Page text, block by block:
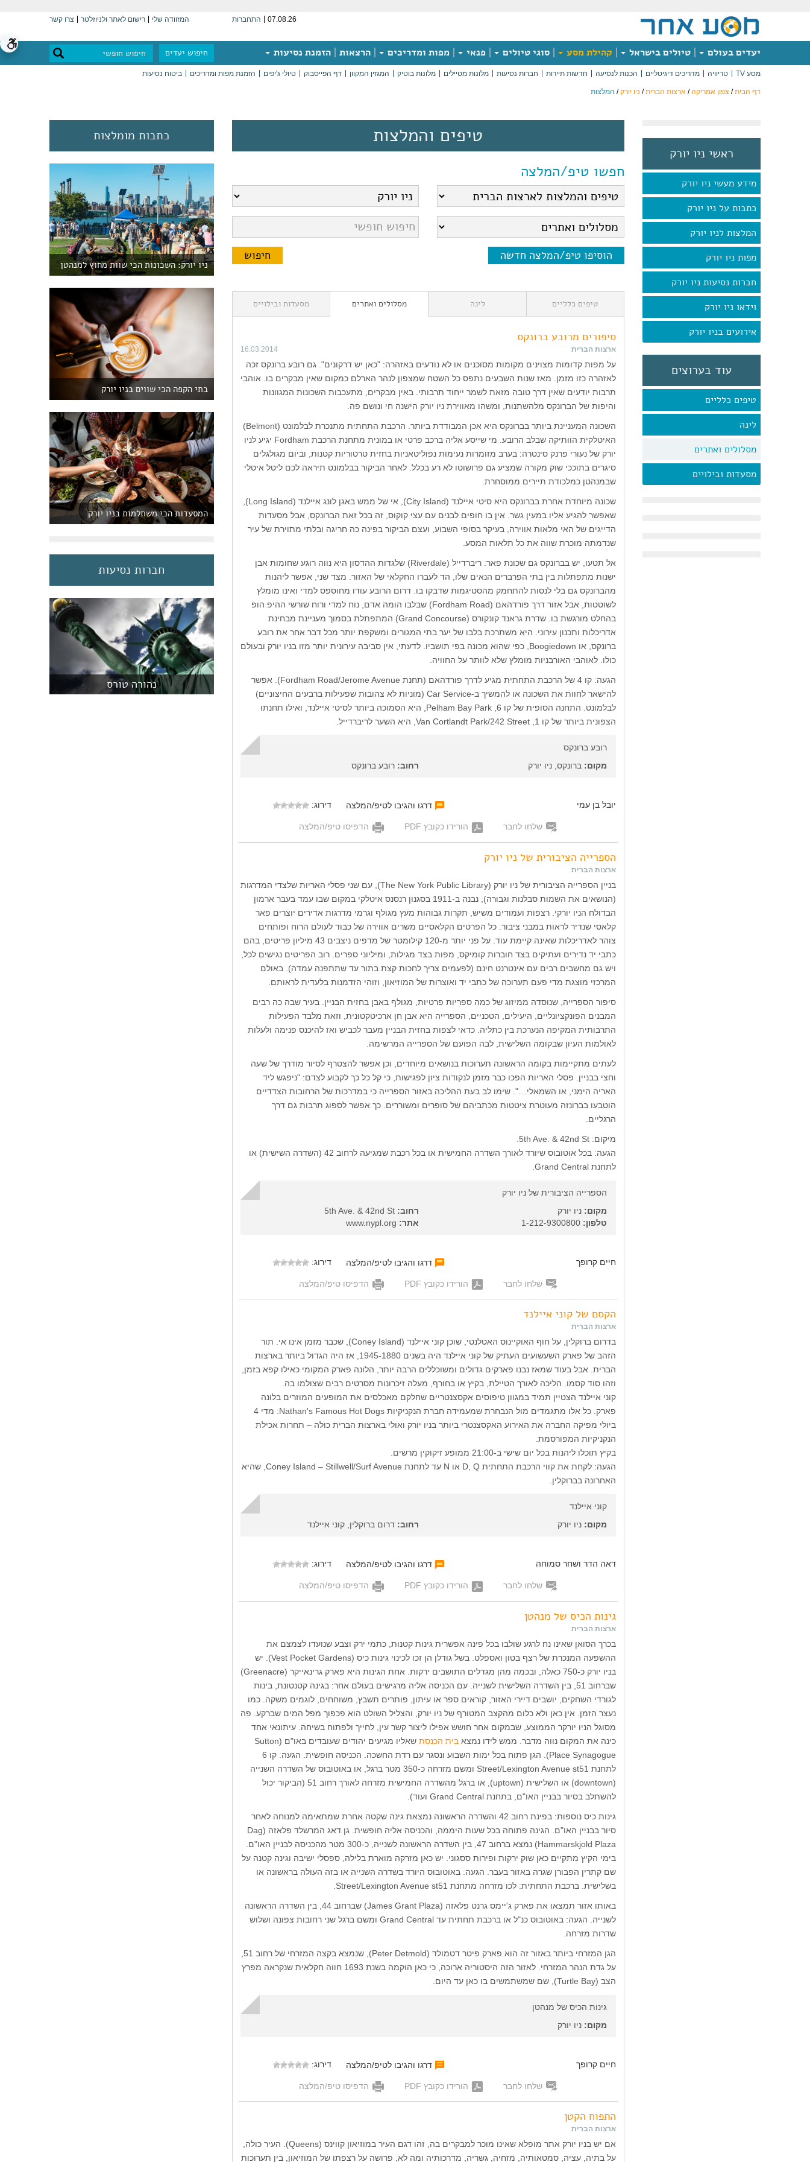
07.08.26 התחברות המזוודה שלי רישום לאתר ולניוזלטר צרו קשר
יעדים בעולם טיולים בישראל קהילת מסע סוגי טיולים פנאי מפות ומדריכים הרצאות הזמנת נסיעות חיפוש יעדים
מסע TV טריוויה מדריכים דיגיטליים הכנות לנסיעה חדשות תיירות חברות נסיעות מלונות מטיילים מלונות בוטיק המגזין המקוון דף הפייסבוק טיולי ג'יפים הזמנת מפות ומדריכים ביטוח נסיעות
דף הבית/ צפון אמריקה/ ארצות הברית/ ניו יורק/ המלצות
ראשי ניו יורק
מידע מעשי ניו יורק
כתבות על ניו יורק
המלצות לניו יורק
מפות ניו יורק
חברות נסיעות ניו יורק
וידאו ניו יורק
אירועים בניו יורק
עוד בערוצים
טיפים כלליים
לינה
מסלולים ואתרים
מסעדות ובילויים
טיפים והמלצות
חפשו טיפ/המלצה
הוסיפו טיפ/המלצה חדשה
טיפים כלליים לינה מסלולים ואתרים מסעדות ובילויים
סיפורים מרובע ברונקס
ארצות הברית 16.03.2014
על מפות קדומות מצוינים מקומות מסוכנים או לא נודעים באזהרה: "כאן יש דרקונים". גם רובע ברונקס זכה
לאזהרה כזו מזמן. מאז שנות השבעים נתפס כל השטח שמצפון לנהר הארלם כמקום שאין מבקרים בו. אוהבי
תרבות יודעים שאין דרך טובה מזאת לשמר ייחוד תרבותי. באין מבקרים, מתעכבות השכונות המגוונות
והיפות של הברונקס מלהשתנות, ומשהו מאווירת ניו יורק הישנה חי ונושם פה.
השכונה המעניינת ביותר בברונקס היא אכן המבודדת ביותר. הרכבת התחתית מתנכרת לבלמונט (Belmont)
האיטלקית הוותיקה שבלב הרובע. מי שייסע אליה ברכב פרטי או במונית מתחנת הרכבת Fordham יגיע לניו
יורק של נעורי פרנק סינטרה: בערב מזומרות נעימות נפוליטאניות בחזית טרטוריות קטנות, וביום מגולגלים
סיגרים בתוככי שוק מקורה שמציע גם פרושוטו לא רע בכלל. לאחר הביקור בבלמונט תיראה לכם ליטל איטלי
שבמנהטן כמלכודת תיירים ממוסחרת.
שכונה מיוחדת אחרת בברונקס היא סיטי איילנד (City Island), אי של ממש באגן לונג איילנד (Long Island),
שאפשר להגיע אליו במעין גשר. אין בו חופים לבנים עם עצי קוקוס, זה בכל זאת הברונקס, אבל מסעדות
הדייגים של האי מלאות אווירה, בעיקר בסופי השבוע, ועצם הביקור בפינה כה חריגה ובלתי מתוירת של עיר
שנדמתה מוכרת שווה את כל תלאות המסע.
אל תטעו, יש בברונקס גם שכונת פאר: ריברדייל (Riverdale) שלגדות ההדסון היא נווה רוגע שחומות אבן
ישנות מתפתלות בין בתי הפרברים הנאים שלו, הד לעברו החקלאי של האזור. מצד שני, אפשר ליהנות
מהברונקס גם בלי לנסות להתחמק מהסטיגמות שדבקו בו. דרום הרובע עודו מחוספס למדי ואינו מומלץ
לשוטטות, אבל אזור דרך פורדהאם (Fordham Road) שבלבו הומה אדם, נוח למדי ורוח שורשי ההיפ הופ
בהחלט מורגשת בו. שדרת גראנד קונקורס (Grand Concourse) המתפתלת בסמוך מעניינת מבחינת
אדריכלות ותכנון עירוני. היא משתרכת בלבו של יער בתי המגורים ומשקפת יותר מכל דבר אחר את רובע
ברונקס, או Boogiedown, כפי שהוא מכונה בפי תושביו. לדעתי, אין סביבה עירונית יותר מזו בניו יורק ובעולם
כולו. לאוהבי האורבניות מומלץ שלא לוותר על החוויה.
הגעה: קו 4 של הרכבת התחתית מגיע לדרך פורדהאם (תחנת Fordham Road/Jerome Avenue). אפשר
להישאר לחוות את השכונה או להמשיך ב-Car Service (מוניות לא צהובות שפעילות ברבעים החיצוניים)
לבלמונט. התחנה הסופית של קו 6, Pelham Bay Park, היא הסמוכה ביותר לסיטי איילנד, ואילו תחנתו
הצפונית ביותר של קו 1, Van Cortlandt Park/242 Street, היא השער לריברדייל.
רובע ברונקס
מקום: ברונקס, ניו יורק רחוב: רובע ברונקס
יובל בן עמי דרגו והגיבו לטיפ/המלצה דירוג:
שלחו לחבר הורידו כקובץ PDF הדפיסו טיפ/המלצה
הספרייה הציבורית של ניו יורק
ארצות הברית
בניין הספרייה הציבורית של ניו יורק (The New York Public Library), עם שני פסלי האריות שלצדי המדרגות
(הנושאים את השמות סבלנות וגבורה), נבנה ב-1911 בסגנון רנסנס איטלקי במקום שבו עמד בעבר ארמון
הבדולח הניו יורקי. רצפות ועמודים משיש, תקרות גבוהות מעץ מגולף וגרמי מדרגות אדירים יוצרים פאר
קלאסי שנדיר לראות במבני ציבור. כל הפרטים הקלאסיים משרים אווירה של כבוד לעולם הרוח ופותחים
צוהר לאדריכלות שאינה קיימת עוד. על פני יותר מ-120 קילומטר של מדפים ניצבים 43 מיליון פריטים, בהם
כתבי יד נדירים ועתיקים בצד חוברות קומיקס, מפות בצד מגילות, ומיליוני ספרים. רוב הפריטים נגישים לכל,
ויש גם מחשבים רבים עם אינטרנט חינם (לפעמים צריך לחכות קצת בתור עד שתתפנה עמדה). באולם
המרכזי מוצגת מדי פעם תערוכה של כתבי יד ואוצרות של המוזיאון, וזוהי הזדמנות בלעדית לראותם.
סיפור הספרייה, שנוסדה ממיזוג של כמה ספריות פרטיות, מגולף באבן בחזית הבניין. בעיר שבה כה רבים
המבנים הפונקציונליים, היעילים, הטכניים, הספרייה היא אבן חן ארכיטקטונית, וזאת מלבד הפעילות
התרבותית המקיפה הנערכת בין כתליה. כדאי לצפות בחזית הבניין מעבר לכביש ואז להיכנס פנימה ולעלות
לאולמות העיון שבקומה השלישית, לבה הפועם של הספרייה המרשימה.
לעתים מתקיימות בקומה הראשונה תערוכות בנושאים מיוחדים, וכן אפשר להצטרף לסיור מודרך של שעה
וחצי בבניין. פסלי האריות הפכו כבר מזמן לנקודות ציון לפגישות, כי קל כל כך לקבוע לצדם: "ניפגש ליד
האריה הימני, או השמאלי…". שימו לב בעת ההליכה באזור הספרייה כי במדרכות של הרחובות הצדדיים
הוטבעו בברונזה מעוטרת ציטטות מכתביהם של סופרים ומשוררים. כך אפשר לספוג תרבות גם דרך
הרגליים.
מיקום: 5th Ave. & 42nd St.
הגעה: בכל אוטובוס שיורד לאורך השדרה החמישית או בכל רכבת שמגיעה לרחוב 42 (השדרה השישית) או
לתחנת Grand Central.
הספרייה הציבורית של ניו יורק
מקום: ניו יורק רחוב:
טלפון:
אתר:
חיים קרופך דרגו והגיבו לטיפ/המלצה דירוג:
שלחו לחבר הורידו כקובץ PDF הדפיסו טיפ/המלצה
הקסם של קוני איילנד
ארצות הברית
בדרום ברוקלין, על חוף האוקיינוס האטלנטי, שוכן קוני איילנד (Coney Island), שכבר מזמן אינו אי. תור
הזהב של פארק השעשועים העתיק של קוני איילנד היה בשנים 1945-1880, אז היה הגדול ביותר בארצות
הברית. אבל בעוד שמאז נבנו פארקים גדולים ומשוכללים הרבה יותר, הלונה פארק המקומי כאילו קפא בזמן,
וזהו סוד קסמו. הליכה לאורך הטיילת, בקיץ או בחורף, מעלה זיכרונות מסרטים רבים שצולמו בה.
קוני איילנד הצטיין תמיד במגוון טיפוסים אקסצנטריים שחלקם מאכלסים את המופעים המוזרים בלונה
פארק. כל אלו מתגמדים מול הנבחרת שמעמידה חברת הנקניקיות Nathan's Famous Hot Dogs: מדי 4
ביולי מפיקה החברה את האירוע האקסצנטרי ביותר בניו יורק ואולי בארצות הברית כולה – תחרות אכילת
הנקניקיות המפורסמת.
בקיץ תוכלו ליהנות בכל יום שישי ב-21:00 ממופע זיקוקין מרשים.
הגעה: לקחת את קווי הרכבת התחתית D, Q או N עד לתחנת Coney Island – Stillwell/Surf Avenue, שהיא
האחרונה בברוקלין.
קוני איילנד
מקום: ניו יורק רחוב: דרום ברוקלין, קוני איילנד
דאה הדר ושחר סמוחה דרגו והגיבו לטיפ/המלצה דירוג:
שלחו לחבר הורידו כקובץ PDF הדפיסו טיפ/המלצה
גינות הכיס של מנהטן
ארצות הברית
בכרך הסואן שאינו נח לרגע שולבו בכל פינה אפשרית גינות קטנות, כתמי ירק וצבע שנועדו לצמצם את
ההשפעה המנכרת של רצף בטון ואספלט. בשל גודלן הן זכו לכינוי גינות כיס (Vest Pocket Gardens). יש
בניו יורק כ-750 כאלה, ובכמה מהן מגדלים התושבים ירקות. אחת הגינות היא פארק גרינאייקר (Greenacre)
שברחוב 51, בין השדרה השלישית לשנייה. עם הכניסה אליה מרגישים בעולם אחר: בגינה קטנטונת, בינות
לגורדי השחקים, יושבים דיירי האזור, קוראים ספר או עיתון, פותרים תשבץ, משוחחים, לוגמים משקה. כמו
נעצר הזמן. אין כאן ולא כלום מהקצב המטורף של ניו יורק, והצליל השולט הוא פכפוך מפל המים שברקע. פה
מסוגל הניו יורקר הממוצע, שבמקום אחר חושש אפילו ליצור קשר עין, לחייך ולפתוח בשיחה. עיתונאי אחד
כינה את המקום נווה מדבר. ממש לידו נמצא בית הכנסת
שאליו מגיעים יהודים שעובדים באו"ם (Sutton
Place Synagogue). הגן פתוח בכל ימות השבוע ונסגר עם רדת החשכה. הכניסה חופשית. הגעה: קו 6
לתחנת Street/Lexington Avenue st51 ומשם מזרחה כ-350 מטר ברגל, או באוטובוס של השדרה השנייה
(downtown) או השלישית (uptown), או ברגל מהשדרה החמישית מזרחה לאורך רחוב 51 (הביקור יכול
להשתלב בסיור בבניין האו"ם, בתחנת Grand Central ועוד).
גינות כיס נוספות: בפינת רחוב 42 והשדרה הראשונה נמצאת גינה שקטה אחרת שמתאימה למנוחה לאחר
סיור בבניין האו"ם. הגינה פתוחה בכל שעות היממה, והכניסה אליה חופשית. גן דאג המרשלד פלאזה (Dag
Hammarskjold Plaza) נמצא ברחוב 47, בין השדרה הראשונה לשנייה, כ-300 מטר מהכניסה לבניין האו"ם.
בימי הקיץ מתקיים כאן שוק ירקות ופירות ססגוני. יש כאן מזרקה מוארת בלילה, ספסלי ישיבה וגינה קטנה על
שם קתרין הפבורן שגרה באזור בעבר. הגעה: באוטובוס היורד בשדרה השנייה או בזה העולה בראשונה או
בשלישית. ברכבת התחתית: לכו מזרחה מתחנת Street/Lexington Avenue st51.
באותו אזור תמצאו את פארק ג'יימס גרנט פלאזה (James Grant Plaza) שברחוב 44, בין השדרה הראשונה
לשנייה. הגעה: באוטובוס כנ"ל או ברכבת תחתית עד Grand Central ומשם ברגל שני רחובות צפונה ושלוש
שדרות מזרחה.
הגן המזרחי ביותר באזור זה הוא פארק פיטר דטמולד (Peter Detmold), שנמצא בקצה המזרחי של רחוב 51,
על גדת הנהר המזרחי. לאזור הזה היסטוריה ארוכה, כי כאן הוקמה בשנת 1693 חווה חקלאית שנקראה מפרץ
הצב (Turtle Bay), שם שמשתמשים בו כאן עד היום.
גינות הכיס של מנהטן
מקום: ניו יורק
חיים קרופך דרגו והגיבו לטיפ/המלצה דירוג:
שלחו לחבר הורידו כקובץ PDF הדפיסו טיפ/המלצה
התפוח הקטן
ארצות הברית
אם יש בניו יורק אתר מופלא שאינו מוכר למבקרים בה, זהו דגם העיר במוזיאון קווינס (Queens). העיר כולה,
על בתיה, עציה, סמטאותיה, מזחיה, גשריה, מדרכותיה ומה לא, פרושה על רצפתו של המוזיאון, בין תערוכות
כתבות מומלצות
ניו יורק: השכונות הכי שוות מחוץ למנהטן
בתי הקפה הכי שווים בניו יורק
המסעדות הכי משתלמות בניו יורק
חברות נסיעות
נהורה טורס